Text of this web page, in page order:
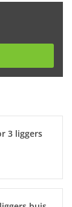
3 liggers